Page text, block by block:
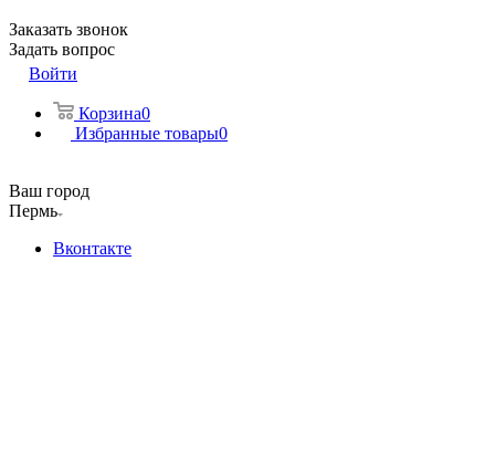
Заказать звонок
Задать вопрос
Войти
Корзина0
Избранные товары0
Ваш город
Пермь
Вконтакте